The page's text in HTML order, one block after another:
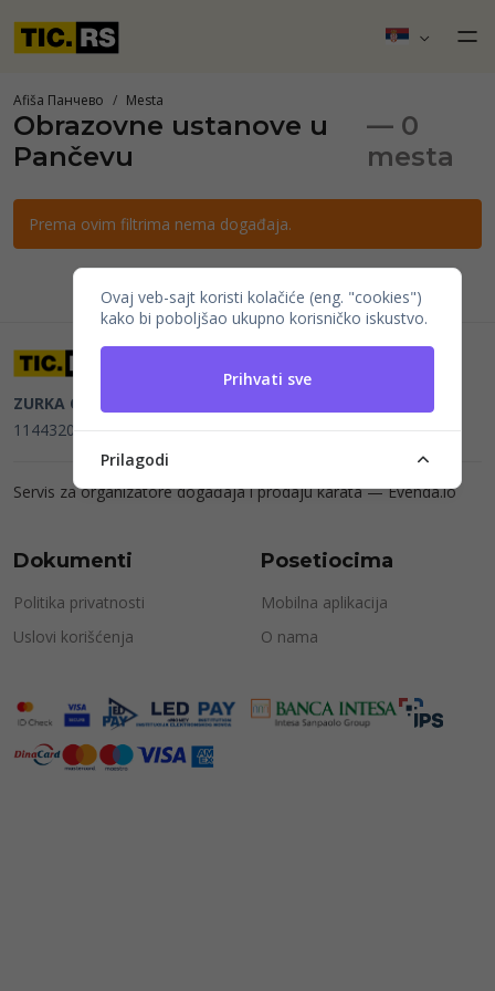
Afiša Панчево Mesta
Obrazovne ustanove u
Pančevu
— 0
mesta
Prema ovim filtrima nema događaja.
ZURKA CE BITI DOO
114432064, MB 22023195,mail@tic.rs, +381 63 173 3142
Servis za organizatore događaja i prodaju karata —Evenda.io
Dokumenti
Politika privatnosti
Uslovi korišćenja
Posetiocima
Mobilna aplikacija
O nama
Ovaj veb-sajt koristi kolačiće (eng. "cookies")
kako bi poboljšao ukupno korisničko iskustvo.
Prihvati sve
Prilagodi